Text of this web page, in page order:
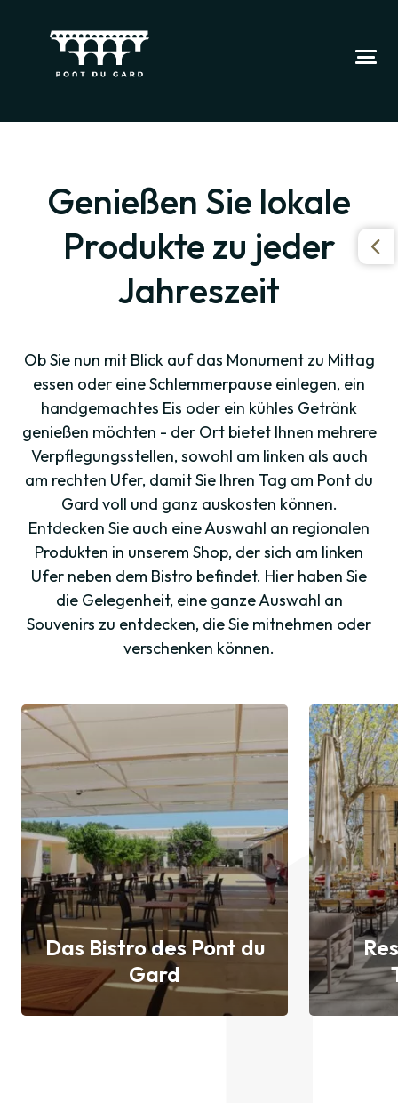
Genießen Sie lokale
Produkte zu jeder
Jahreszeit
Ob Sie nun mit Blick auf das Monument zu Mittag
essen oder eine Schlemmerpause einlegen, ein
handgemachtes Eis oder ein kühles Getränk
genießen möchten - der Ort bietet Ihnen mehrere
Verpflegungsstellen, sowohl am linken als auch
am rechten Ufer, damit Sie Ihren Tag am Pont du
Gard voll und ganz auskosten können.
Entdecken Sie auch eine Auswahl an regionalen
Produkten in unserem Shop, der sich am linken
Ufer neben dem Bistro befindet. Hier haben Sie
die Gelegenheit, eine ganze Auswahl an
Souvenirs zu entdecken, die Sie mitnehmen oder
verschenken können.
Das Bistro des Pont du
Gard